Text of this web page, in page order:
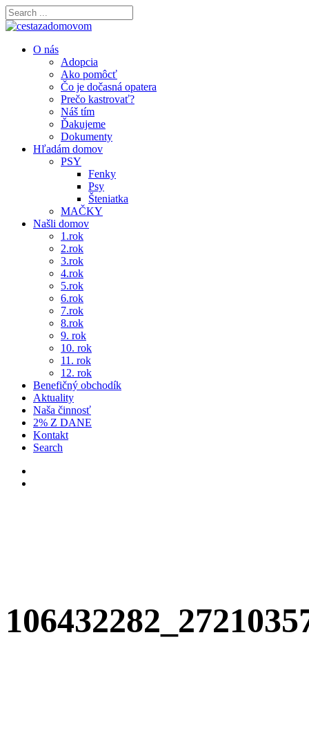
O nás
Adopcia
Ako pomôcť
Čo je dočasná opatera
Prečo kastrovať?
Náš tím
Ďakujeme
Dokumenty
Hľadám domov
PSY
Fenky
Psy
Šteniatka
MAČKY
Našli domov
1.rok
2.rok
3.rok
4.rok
5.rok
6.rok
7.rok
8.rok
9. rok
10. rok
11. rok
12. rok
Benefičný obchodík
Aktuality
Naša činnosť
2% Z DANE
Kontakt
Search